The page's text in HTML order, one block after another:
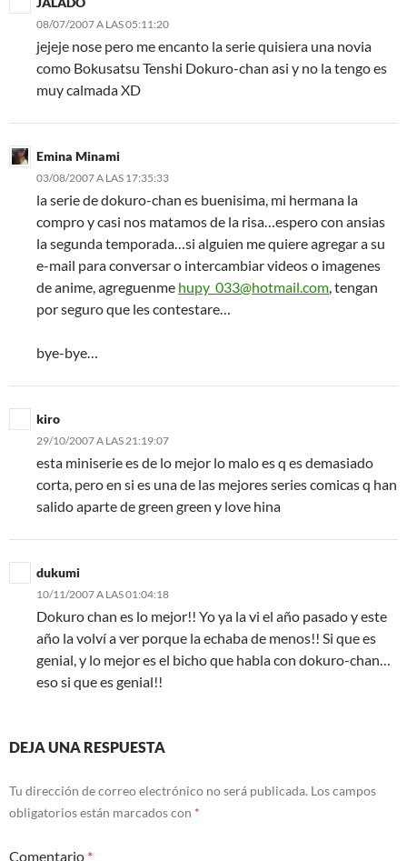
08/07/2007 A LAS 05:11:20
jejeje nose pero me encanto la serie quisiera una novia
como Bokusatsu Tenshi Dokuro-chan asi y no la tengo es
muy calmada XD
Emina Minami
03/08/2007 A LAS 17:35:33
la serie de dokuro-chan es buenisima, mi hermana la
compro y casi nos matamos de la risa…espero con ansias
la segunda temporada…si alguien me quiere agregar a su
e-mail para conversar o intercambiar videos o imagenes
de anime, agreguenme hupy_033@hotmail.com, tengan
por seguro que les contestare…
bye-bye…
kiro
29/10/2007 A LAS 21:19:07
esta miniserie es de lo mejor lo malo es q es demasiado
corta, pero en si es una de las mejores series comicas q han
salido aparte de green green y love hina
dukumi
10/11/2007 A LAS 01:04:18
Dokuro chan es lo mejor!! Yo ya la vi el año pasado y este
año la volví a ver porque la echaba de menos!! Si que es
genial, y lo mejor es el bicho que habla con dokuro-chan…
eso si que es genial!!
DEJA UNA RESPUESTA
Tu dirección de correo electrónico no será publicada. Los campos
obligatorios están marcados con *
Comentario *